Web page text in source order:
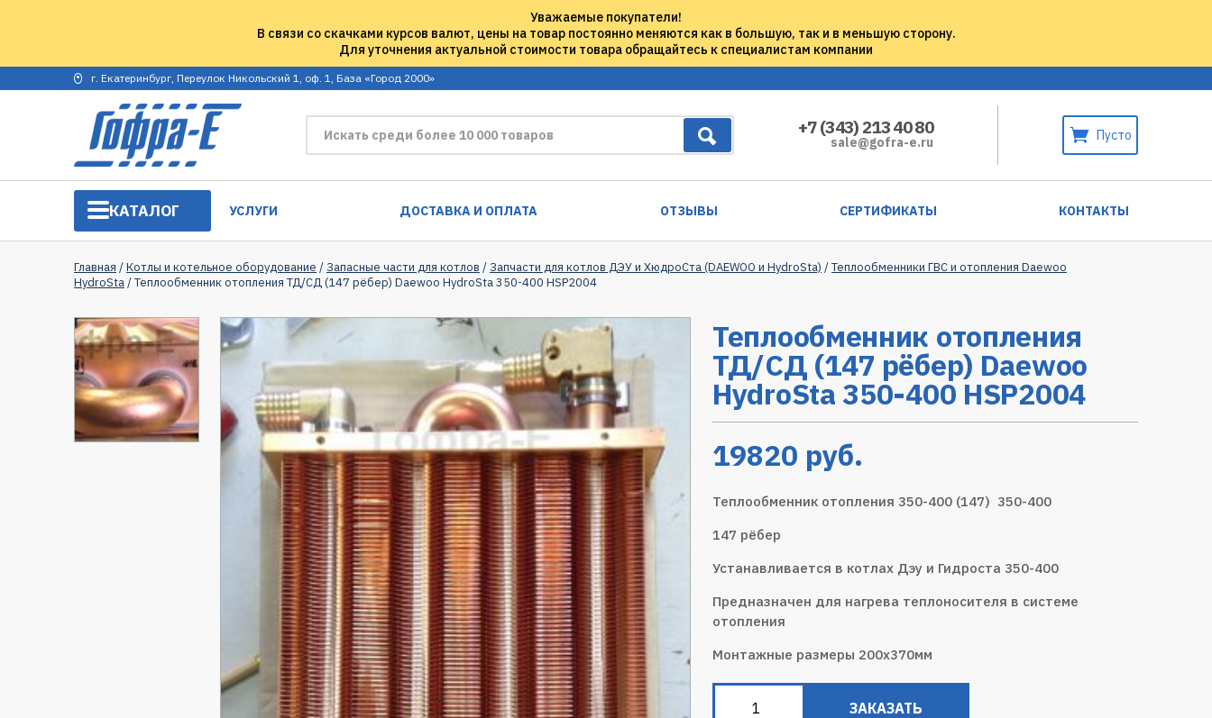
Уважаемые покупатели!
В связи со скачками курсов валют, цены на товар постоянно меняются как в большую, так и в меньшую сторону.
Для уточнения актуальной стоимости товара обращайтесь к специалистам компании
г. Екатеринбург, Переулок Никольский 1, оф. 1, База «Город 2000»
+7 (343) 213 40 80
sale@gofra-e.ru Пусто
КАТАЛОГ УСЛУГИ ДОСТАВКА И ОПЛАТА ОТЗЫВЫ СЕРТИФИКАТЫ КОНТАКТЫ
Главная /Котлы и котельное оборудование /Запасные части для котлов /Запчасти для котлов ДЭУ и ХюдроСта (DAEWOO и HydroSta) /Теплообменники ГВС и отопления Daewoo
HydroSta/ Теплообменник отопления ТД/СД (147 рёбер) Daewoo HydroSta 350-400 HSP2004
Теплообменник отопления
ТД/СД (147 рёбер) Daewoo
HydroSta 350-400 HSP2004
19820 руб.
Теплообменник отопления 350-400 (147) 350-400
147 рёбер
Устанавливается в котлах Дэу и Гидроста 350-400
Предназначен для нагрева теплоносителя в системе
отопления
Монтажные размеры 200х370мм
ЗАКАЗАТЬ